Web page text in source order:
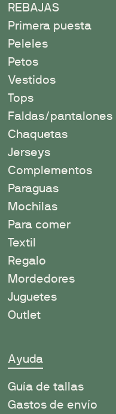
REBAJAS
Primera puesta
Peleles
Petos
Vestidos
Tops
Faldas/pantalones
Chaquetas
Jerseys
Complementos
Paraguas
Mochilas
Para comer
Textil
Regalo
Mordedores
Juguetes
Outlet
Ayuda
Guía de tallas
Gastos de envío